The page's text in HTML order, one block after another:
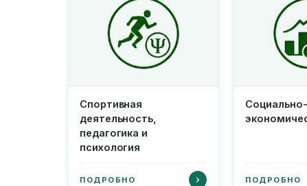
Спортивная
деятельность,
педагогика и
психология
ПОДРОБНО
Социально-
ПОДРОБНО